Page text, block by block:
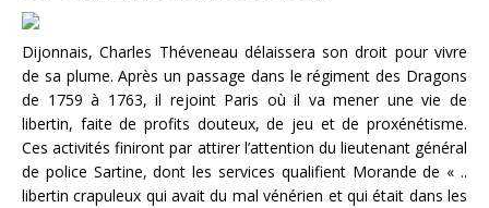
Dijonnais, Charles Théveneau délaissera son droit pour vivre
de sa plume. Après un passage dans le régiment des Dragons
de 1759 à 1763, il rejoint Paris où il va mener une vie de
libertin, faite de profits douteux, de jeu et de proxénétisme.
Ces activités finiront par attirer l’attention du lieutenant général
de police Sartine, dont les services qualifient Morande de « ..
libertin crapuleux qui avait du mal vénérien et qui était dans les